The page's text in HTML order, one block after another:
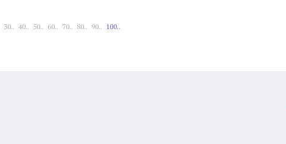
30.. 40.. 50.. 60.. 70.. 80.. 90.. 100..